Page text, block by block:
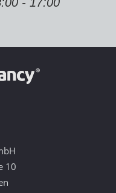
10